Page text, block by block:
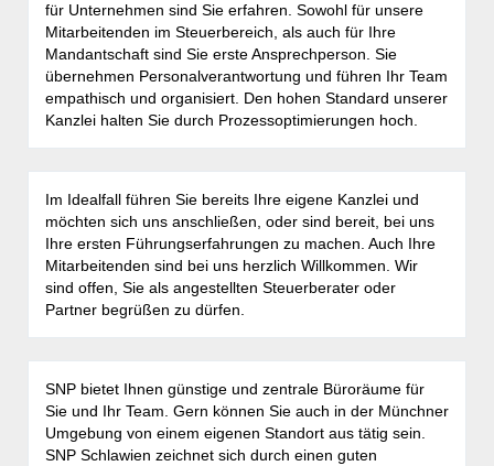
für Unternehmen sind Sie erfahren. Sowohl für unsere
Mitarbeitenden im Steuerbereich, als auch für Ihre
Mandantschaft sind Sie erste Ansprechperson. Sie
übernehmen Personalverantwortung und führen Ihr Team
empathisch und organisiert. Den hohen Standard unserer
Kanzlei halten Sie durch Prozessoptimierungen hoch.
Im Idealfall führen Sie bereits Ihre eigene Kanzlei und
möchten sich uns anschließen, oder sind bereit, bei uns
Ihre ersten Führungserfahrungen zu machen. Auch Ihre
Mitarbeitenden sind bei uns herzlich Willkommen. Wir
sind offen, Sie als angestellten Steuerberater oder
Partner begrüßen zu dürfen.
SNP bietet Ihnen günstige und zentrale Büroräume für
Sie und Ihr Team. Gern können Sie auch in der Münchner
Umgebung von einem eigenen Standort aus tätig sein.
SNP Schlawien zeichnet sich durch einen guten